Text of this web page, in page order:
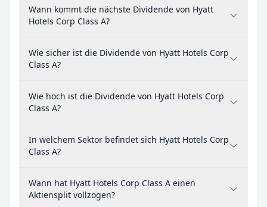
Wann kommt die nächste Dividende von Hyatt
Hotels Corp Class A?
Wie sicher ist die Dividende von Hyatt Hotels Corp
Class A?
Wie hoch ist die Dividende von Hyatt Hotels Corp
Class A?
In welchem Sektor befindet sich Hyatt Hotels Corp
Class A?
Wann hat Hyatt Hotels Corp Class A einen
Aktiensplit vollzogen?